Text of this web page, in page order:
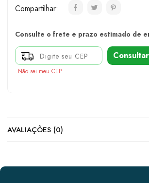
Compartilhar:
Consulte o frete e prazo estimado de
Consultar
Não sei meu CEP
AVALIAÇÕES (0)